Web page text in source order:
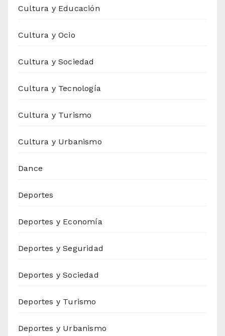
Cultura y Educación
Cultura y Ocio
Cultura y Sociedad
Cultura y Tecnología
Cultura y Turismo
Cultura y Urbanismo
Dance
Deportes
Deportes y Economía
Deportes y Seguridad
Deportes y Sociedad
Deportes y Turismo
Deportes y Urbanismo